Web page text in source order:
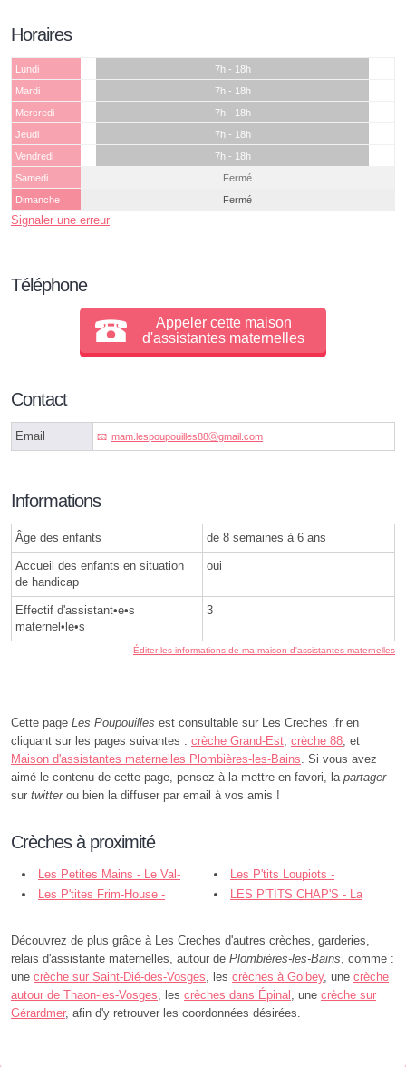
Horaires
Lundi
7h - 18h
Mardi
7h - 18h
Mercredi
7h - 18h
Jeudi
7h - 18h
Vendredi
7h - 18h
Samedi
Fermé
Dimanche
Fermé
Signaler une erreur
Téléphone
Appeler cette maison
d'assistantes maternelles
Contact
Email mam.lespoupouilles88ⓐgmail.com
Informations
Âge des enfants de 8 semaines à 6 ans
Accueil des enfants en situation
de handicap
oui
Effectif d'assistant•e•s
maternel•le•s
3
Éditer les informations de ma maison d'assistantes maternelles
Cette page Les Poupouilles est consultable sur Les Creches .fr en
cliquant sur les pages suivantes : crèche Grand-Est, crèche 88, et
Maison d'assistantes maternelles Plombières-les-Bains. Si vous avez
aimé le contenu de cette page, pensez à la mettre en favori, la partager
sur twitterou bien la diffuser par email à vos amis !
Crèches à proximité
Les Petites Mains - Le Val-
d'Ajol
Les P'tits Loupiots -
Fougerolles-Saint-Valbert
Les P'tites Frim-House -
LES P'TITS CHAP'S - La
Découvrez de plus grâce à Les Creches d'autres crèches, garderies,
relais d'assistante maternelles, autour de Plombières-les-Bains, comme :
une crèche sur Saint-Dié-des-Vosges, les crèches à Golbey, une crèche
autour de Thaon-les-Vosges, les crèches dans Épinal , une crèche sur
Gérardmer, afin d'y retrouver les coordonnées désirées.